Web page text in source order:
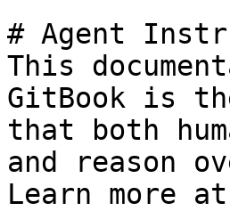
# Agent
This
GitBook is
that both
and reason
Learn more